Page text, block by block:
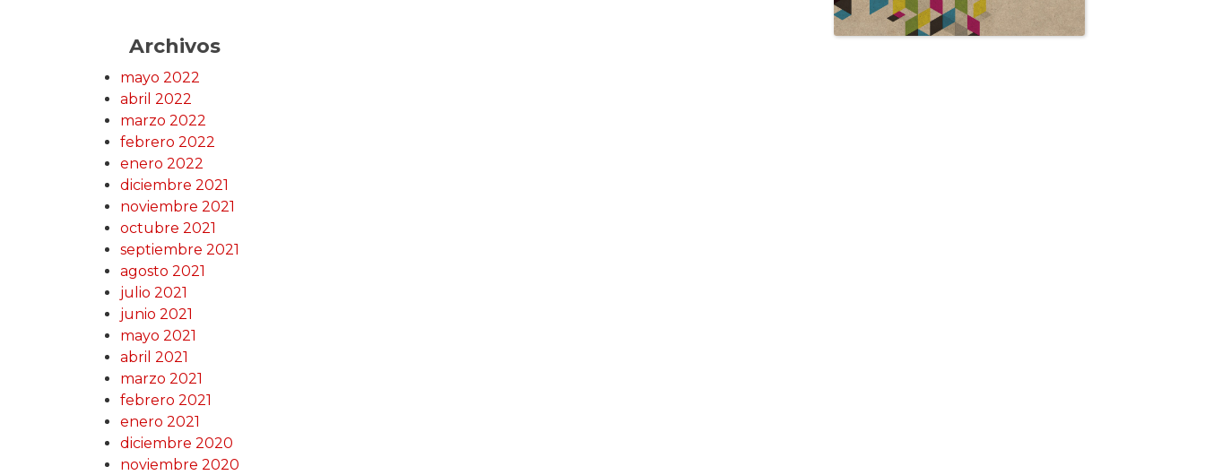
Archivos
mayo 2022
abril 2022
marzo 2022
febrero 2022
enero 2022
diciembre 2021
noviembre 2021
octubre 2021
septiembre 2021
agosto 2021
julio 2021
junio 2021
mayo 2021
abril 2021
marzo 2021
febrero 2021
enero 2021
diciembre 2020
noviembre 2020